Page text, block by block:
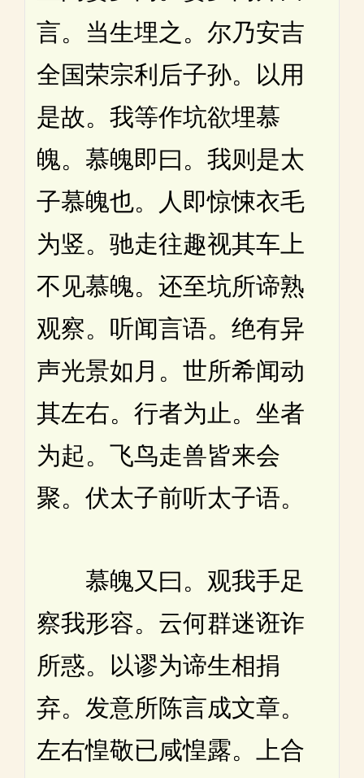
言。当生埋之。尔乃安吉
全国荣宗利后子孙。以用
是故。我等作坑欲埋慕
魄。慕魄即曰。我则是太
子慕魄也。人即惊悚衣毛
为竖。驰走往趣视其车上
不见慕魄。还至坑所谛熟
观察。听闻言语。绝有异
声光景如月。世所希闻动
其左右。行者为止。坐者
为起。飞鸟走兽皆来会
聚。伏太子前听太子语。
慕魄又曰。观我手足
察我形容。云何群迷诳诈
所惑。以谬为谛生相捐
弃。发意所陈言成文章。
左右惶敬已咸惶露。上合